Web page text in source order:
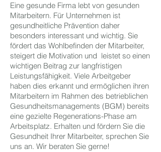
Eine gesunde Firma lebt von gesunden
Mitarbeitern. Für Unternehmen ist
gesundheitliche Prävention daher
besonders interessant und wichtig. Sie
fördert das Wohlbefinden der Mitarbeiter,
steigert die Motivation und leistet so einen
wichtigen Beitrag zur langfristigen
Leistungsfähigkeit. Viele Arbeitgeber
haben dies erkannt und ermöglichen ihren
Mitarbeitern im Rahmen des betrieblichen
Gesundheitsmanagements (BGM) bereits
eine gezielte Regenerations-Phase am
Arbeitsplatz. Erhalten und fördern Sie die
Gesundheit Ihrer Mitarbeiter, sprechen Sie
uns an. Wir beraten Sie gerne!